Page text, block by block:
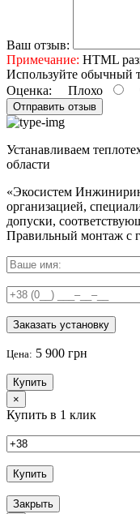
Ваш отзыв:
Примечание: HTML
Используйте обычный
Оценка: Плохо
Отправить отзыв
Устанавливаем
области
«Экосистем
организацией,
допуски,
Правильный монтаж с
Заказать установку
Цена: 5 900 грн
Купить
×
Купить в 1 клик
Купить
Закрыть